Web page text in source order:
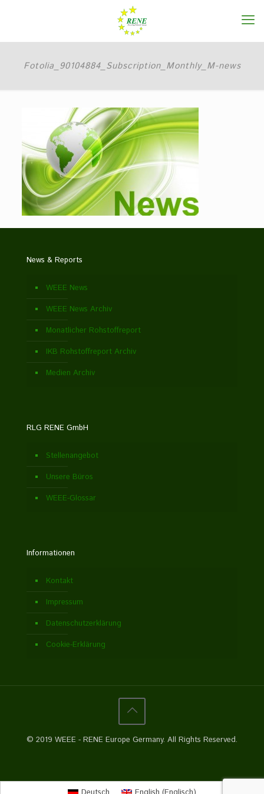
Fotolia_90104884_Subscription_Monthly_M-news
News & Reports
WEEE News
WEEE News Archiv
Monatlicher Rohstoffreport
IKB Rohstoffreport Archiv
Medien Archiv
RLG RENE GmbH
Stellenangebot
Unsere Büros
WEEE-Glossar
Informationen
Kontakt
Impressum
Datenschutzerklärung
Cookie-Erklärung
© 2019 WEEE - RENE Europe Germany. All Rights Reserved.